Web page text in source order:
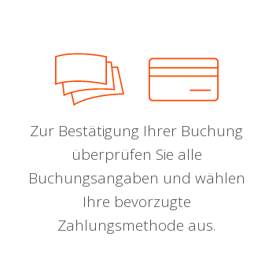
Zur Bestätigung Ihrer Buchung
überprüfen Sie alle
Buchungsangaben und wählen
Ihre bevorzugte
Zahlungsmethode aus.